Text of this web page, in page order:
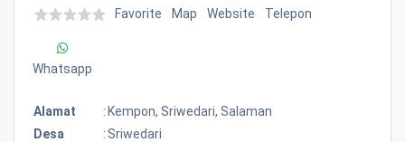
Favorite Map Website Telepon
Whatsapp
Alamat : Kempon, Sriwedari, Salaman
Desa
: Sriwedari